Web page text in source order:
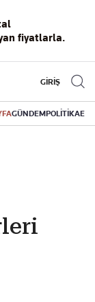
fiyatlarla.
GİRİŞ
GÜNDEMPOLİTİKA